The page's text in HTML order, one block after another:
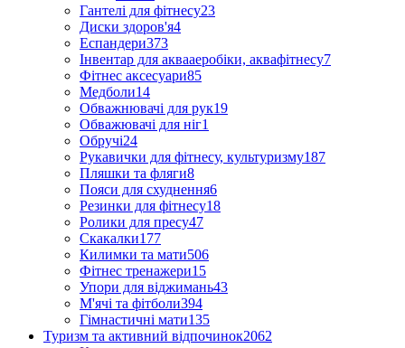
Гантелі для фітнесу23
Диски здоров'я4
Еспандери373
Інвентар для аквааеробіки, аквафітнесу7
Фітнес аксесуари85
Медболи14
Обважнювачі для рук19
Обважювачі для ніг1
Обручі24
Рукавички для фітнесу, культуризму187
Пляшки та фляги8
Пояси для схуднення6
Резинки для фітнесу18
Ролики для пресу47
Скакалки177
Килимки та мати506
Фітнес тренажери15
Упори для віджимань43
М'ячі та фітболи394
Гімнастичні мати135
Туризм та активний відпочинок2062